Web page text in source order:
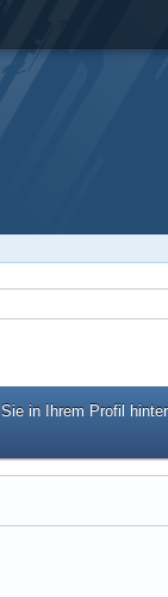
in Ihrem Profil